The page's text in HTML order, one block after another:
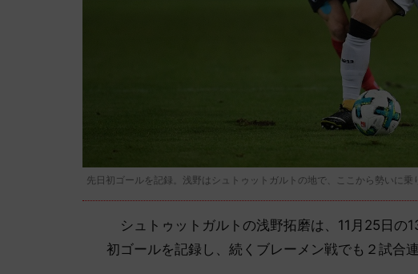
先日初ゴールを記録。浅野はシュトゥットガルトの地で、ここから勢いに乗
シュトゥットガルトの浅野拓磨は、11月25日の
初ゴールを記録し、続くブレーメン戦でも２試合